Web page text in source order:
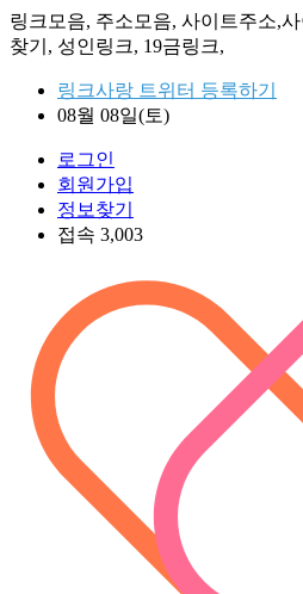
링크모음, 주소모음, 사이트주소,
찾기, 성인링크, 19금링크,
링크사랑 트위터 등록하기
08월 08일(토)
로그인
회원가입
정보찾기
접속 3,003